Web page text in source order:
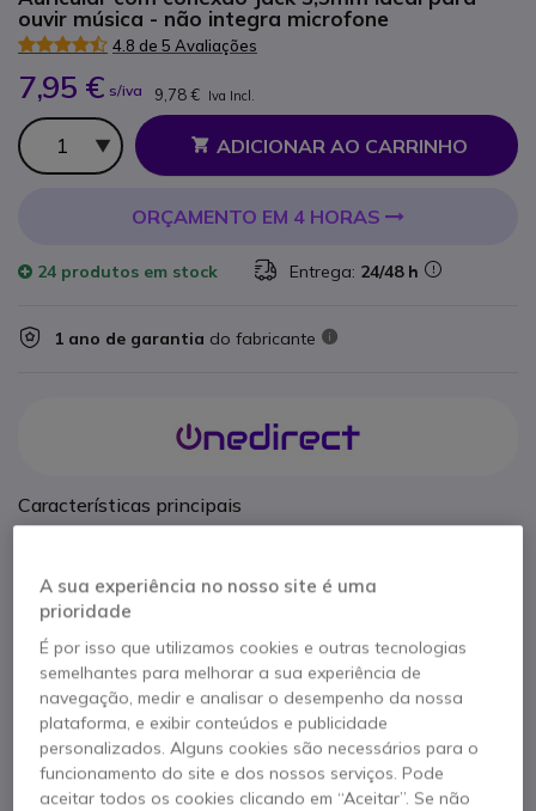
ouvir música - não integra microfone
4.8 de 5 Avaliações
7,95 € s/iva 9,78 € Iva Incl.
Qtd
ADICIONAR AO CARRINHO
ORÇAMENTO EM 4 HORAS
24 produtos em stock Entrega: 24/48 h
1 ano de garantia do fabricante
Características principais
Sem microfone
Estilo diadema
Muito leves e boa comodidade
Comprimento do cabo: 2,40 cm
Mostrar mais
Na embalagem
Auricular Duo
A sua experiência no nosso site é uma
prioridade
É por isso que utilizamos cookies e outras tecnologias
semelhantes para melhorar a sua experiência de
navegação, medir e analisar o desempenho da nossa
plataforma, e exibir conteúdos e publicidade
personalizados. Alguns cookies são necessários para o
funcionamento do site e dos nossos serviços. Pode
aceitar todos os cookies clicando em “Aceitar”. Se não